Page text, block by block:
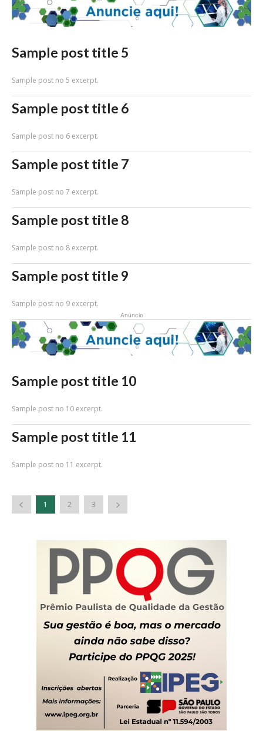
Sample post title 5
Sample post no 5 excerpt.
Sample post title 6
Sample post no 6 excerpt.
Sample post title 7
Sample post no 7 excerpt.
Sample post title 8
Sample post no 8 excerpt.
Sample post title 9
Sample post no 9 excerpt.
Anúncio
Sample post title 10
Sample post no 10 excerpt.
Sample post title 11
Sample post no 11 excerpt.
1 2 3